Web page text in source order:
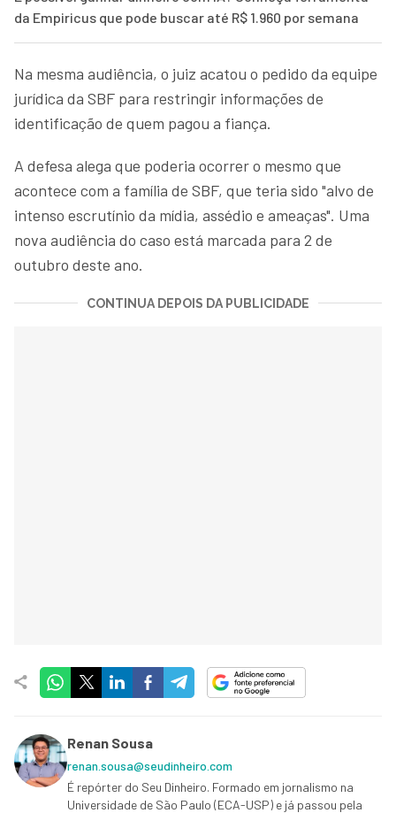
da Empiricus que pode buscar até R$ 1.960 por semana
Na mesma audiência, o juiz acatou o pedido da equipe
jurídica da SBF para restringir informações de
identificação de quem pagou a fiança.
A defesa alega que poderia ocorrer o mesmo que
acontece com a família de SBF, que teria sido "alvo de
intenso escrutínio da mídia, assédio e ameaças". Uma
nova audiência do caso está marcada para 2 de
outubro deste ano.
CONTINUA DEPOIS DA PUBLICIDADE
Renan Sousa
renan.sousa@seudinheiro.com
É repórter do Seu Dinheiro. Formado em jornalismo na
Universidade de São Paulo (ECA-USP) e já passou pela